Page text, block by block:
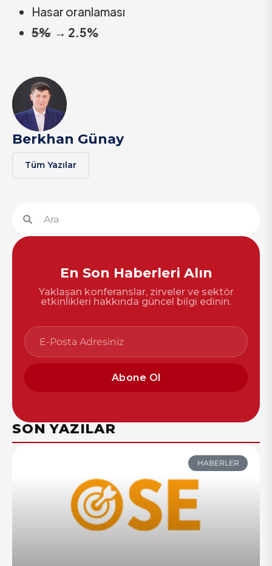
Hasar oranlaması
5% → 2.5%
Berkhan Günay
Tüm Yazılar
En Son Haberleri Alın
Yaklaşan konferanslar, zirveler ve sektör
etkinlikleri hakkında güncel bilgi edinin.
Abone Ol
SON YAZILAR
HABERLER